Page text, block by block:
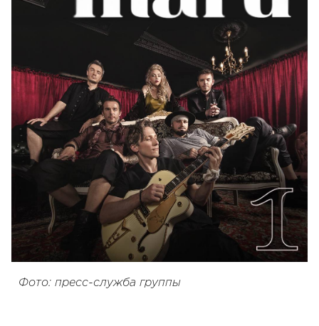
Фото: пресс-служба группы